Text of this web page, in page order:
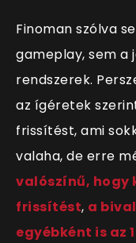
Finoman szólva
gameplay, sem a
rendszerek.
az ígéretek
frissítést, ami
valaha, de erre
valószínű, hogy
frissítést, a
egyébként is az